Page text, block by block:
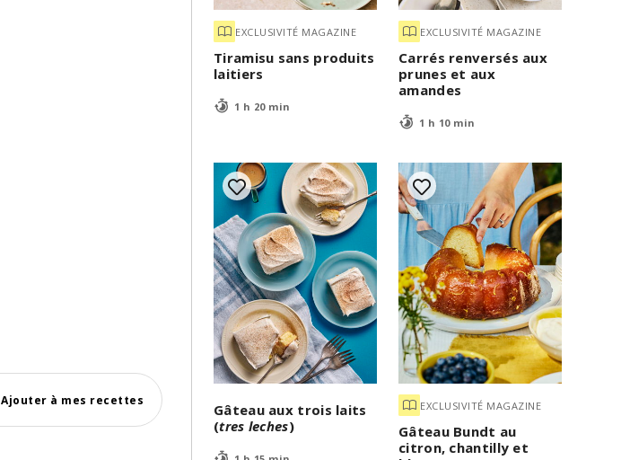
EXCLUSIVITÉ MAGAZINE
Tiramisu sans produits
laitiers
1 h 20 min
EXCLUSIVITÉ MAGAZINE
Carrés renversés aux
prunes et aux
amandes
1 h 10 min
Gâteau aux trois laits
(tres leches)
EXCLUSIVITÉ MAGAZINE
Gâteau Bundt au
citron, chantilly et
Ajouter à mes recettes